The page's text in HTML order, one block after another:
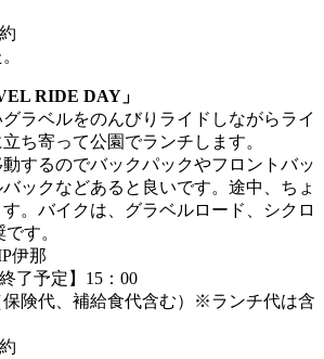
RIDE DAY」
ラベルをのんびりライドしながらライ
ち寄って公園でランチします。
するのでバックパックやフロントバッ
ックなどあると良いです。途中、ちょ
。バイクは、グラベルロード、シクロ
す。
伊那
了予定】15：00
保険代、補給食代含む）※ランチ代は含